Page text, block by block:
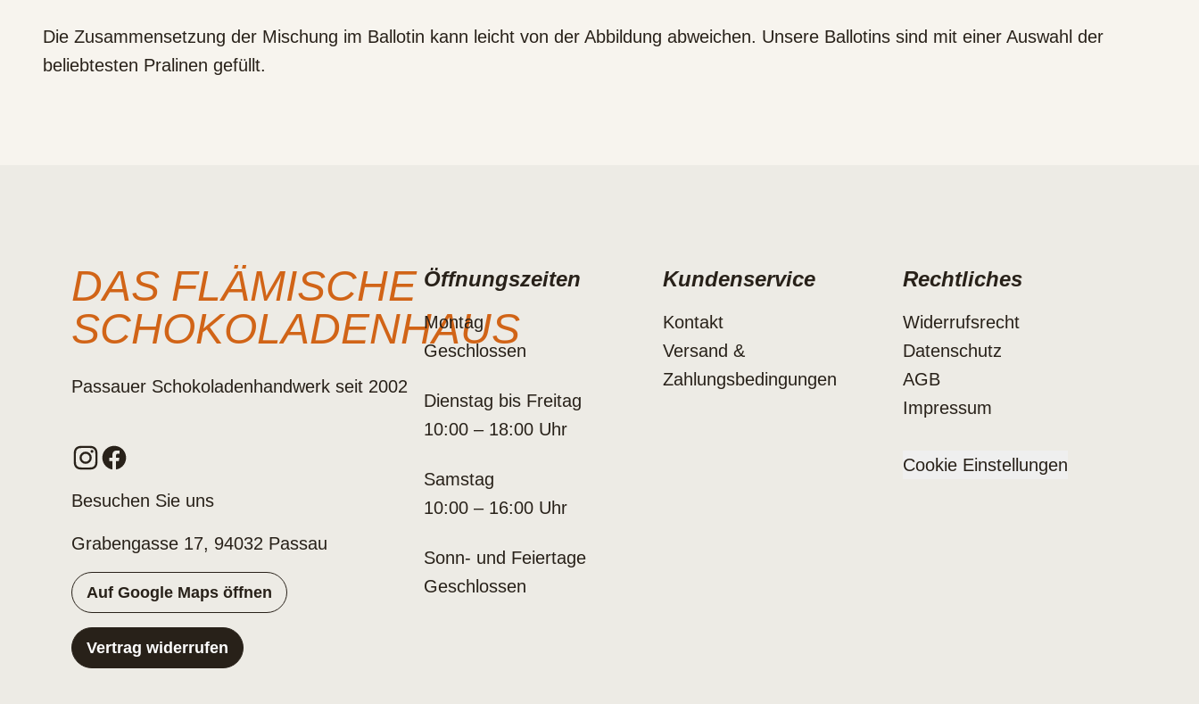
Die Zusammensetzung der Mischung im Ballotin kann leicht von der Abbildung abweichen. Unsere Ballotins sind mit einer Auswahl der
beliebtesten Pralinen gefüllt.
DAS FLÄMISCHE
SCHOKOLADENHAUS
Passauer Schokoladenhandwerk seit 2002
Besuchen Sie uns
Grabengasse 17, 94032 Passau
Auf Google Maps öffnen
Vertrag widerrufen
Öffnungszeiten
Montag
Geschlossen
Dienstag bis Freitag
10:00 – 18:00 Uhr
Samstag
10:00 – 16:00 Uhr
Sonn- und Feiertage
Geschlossen
Kundenservice
Kontakt
Versand &
Zahlungsbedingungen
Rechtliches
Widerrufsrecht
Datenschutz
AGB
Impressum
Cookie Einstellungen